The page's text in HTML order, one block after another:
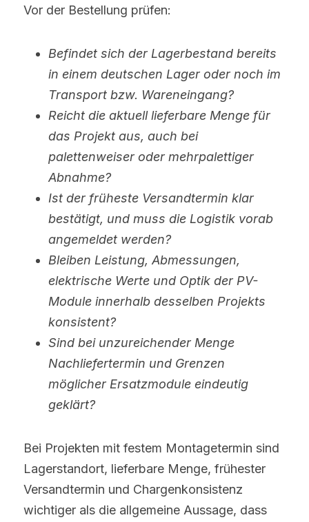
Vor der Bestellung prüfen:
Befindet sich der Lagerbestand bereits
in einem deutschen Lager oder noch im
Transport bzw. Wareneingang?
Reicht die aktuell lieferbare Menge für
das Projekt aus, auch bei
palettenweiser oder mehrpalettiger
Abnahme?
Ist der früheste Versandtermin klar
bestätigt, und muss die Logistik vorab
angemeldet werden?
Bleiben Leistung, Abmessungen,
elektrische Werte und Optik der PV-
Module innerhalb desselben Projekts
konsistent?
Sind bei unzureichender Menge
Nachliefertermin und Grenzen
möglicher Ersatzmodule eindeutig
geklärt?
Bei Projekten mit festem Montagetermin sind
Lagerstandort, lieferbare Menge, frühester
Versandtermin und Chargenkonsistenz
wichtiger als die allgemeine Aussage, dass